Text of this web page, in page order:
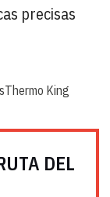
precisas
Thermo King
DEL